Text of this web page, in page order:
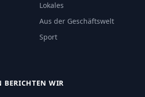
Lokales
Aus der Geschäftswelt
Sport
BERICHTEN WIR